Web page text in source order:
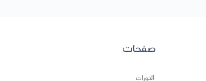
صفحات
الدورات